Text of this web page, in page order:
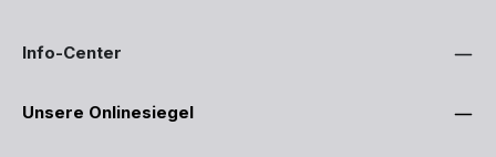
Info-Center
Unsere Onlinesiegel